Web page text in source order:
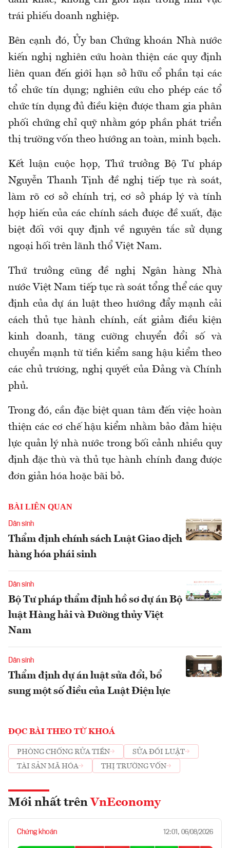
trái phiếu doanh nghiệp.
Bên cạnh đó, Ủy ban Chứng khoán Nhà nước
kiến nghị nghiên cứu hoàn thiện các quy định
liên quan đến giới hạn sở hữu cổ phần tại các
tổ chức tín dụng; nghiên cứu cho phép các tổ
chức tín dụng đủ điều kiện được tham gia phân
phối chứng chỉ quỹ nhằm góp phần phát triển
thị trường vốn theo hướng an toàn, minh bạch.
Kết luận cuộc họp, Thứ trưởng Bộ Tư pháp
Nguyễn Thanh Tịnh đề nghị tiếp tục rà soát,
làm rõ cơ sở chính trị, cơ sở pháp lý và tính
hợp hiến của các chính sách được đề xuất, đặc
biệt đối với quy định về nguyên tắc sử dụng
ngoại hối trên lãnh thổ Việt Nam.
Thứ trưởng cũng đề nghị Ngân hàng Nhà
nước Việt Nam tiếp tục rà soát tổng thể các quy
định của dự án luật theo hướng đẩy mạnh cải
cách thủ tục hành chính, cắt giảm điều kiện
kinh doanh, tăng cường chuyển đổi số và
chuyển mạnh từ tiền kiểm sang hậu kiểm theo
các chủ trương, nghị quyết của Đảng và Chính
phủ.
Trong đó, cần đặc biệt quan tâm đến việc hoàn
thiện các cơ chế hậu kiểm nhằm bảo đảm hiệu
lực quản lý nhà nước trong bối cảnh nhiều quy
định đặc thù và thủ tục hành chính đang được
đơn giản hóa hoặc bãi bỏ.
BÀI LIÊN QUAN
Dân sinh
Thẩm định chính sách Luật Giao dịch
hàng hóa phái sinh
Dân sinh
Bộ Tư pháp thẩm định hồ sơ dự án Bộ
luật Hàng hải và Đường thủy Việt
Nam
Dân sinh
Thẩm định dự án luật sửa đổi, bổ
sung một số điều của Luật Điện lực
ĐỌC BÀI THEO TỪ KHOÁ
PHÒNG CHỐNG RỬA TIỀN
SỬA ĐỔI LUẬT
TÀI SẢN MÃ HÓA
THỊ TRƯỜNG VỐN
Mới nhất trên VnEconomy
Chứng khoán 12:01, 06/08/2026